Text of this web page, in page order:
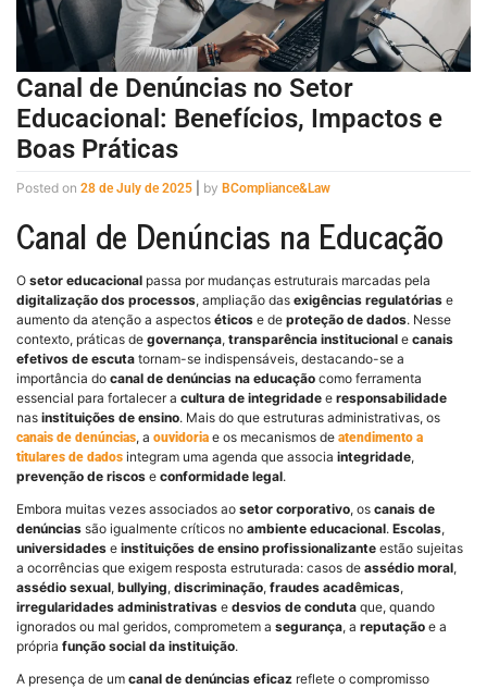
Canal de Denúncias no Setor
Educacional: Benefícios, Impactos e
Boas Práticas
Posted on 28 de July de 2025 by BCompliance&Law
Canal de Denúncias na Educação
O setor educacional passa por mudanças estruturais marcadas pela
digitalização dos processos, ampliação das exigências regulatórias e
aumento da atenção a aspectos éticos e de proteção de dados. Nesse
contexto, práticas de governança, transparência institucional e canais
efetivos de escuta tornam-se indispensáveis, destacando-se a
importância do canal de denúncias na educação como ferramenta
essencial para fortalecer a cultura de integridade e responsabilidade
nas instituições de ensino. Mais do que estruturas administrativas, os
canais de denúncias, a ouvidoria e os mecanismos de atendimento a
titulares de dados integram uma agenda que associa integridade,
prevenção de riscos e conformidade legal.
Embora muitas vezes associados ao setor corporativo, os canais de
denúncias são igualmente críticos no ambiente educacional. Escolas,
universidades e instituições de ensino profissionalizante estão sujeitas
a ocorrências que exigem resposta estruturada: casos de assédio moral,
assédio sexual, bullying, discriminação, fraudes acadêmicas,
irregularidades administrativas e desvios de conduta que, quando
ignorados ou mal geridos, comprometem a segurança, a reputação e a
própria função social da instituição.
A presença de um canal de denúncias eficaz reflete o compromisso